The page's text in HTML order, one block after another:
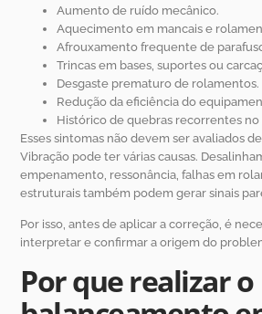
Aumento de ruído mecânico.
Aquecimento em mancais e
Afrouxamento frequente de
Trincas em bases, suportes ou
Desgaste prematuro de rolamentos.
Redução da eficiência do
Histórico de quebras recorrentes no
Esses sintomas não devem ser avaliados
Vibração pode ter várias causas.
empenamento, ressonância, falhas em
estruturais também podem gerar sinais
Por isso, antes de aplicar a correção, é
interpretar e confirmar a origem do
Por que realizar o